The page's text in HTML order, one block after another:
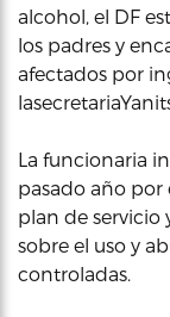
alcohol, el DF
los padres y
afectados por
La funcionaria
pasado año por
plan de servicio
sobre el uso y
controladas.